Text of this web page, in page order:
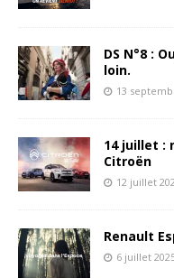
DS N°8 :
loin.
13
14 juillet :
Citroën
12 juillet
Renault
6 juillet